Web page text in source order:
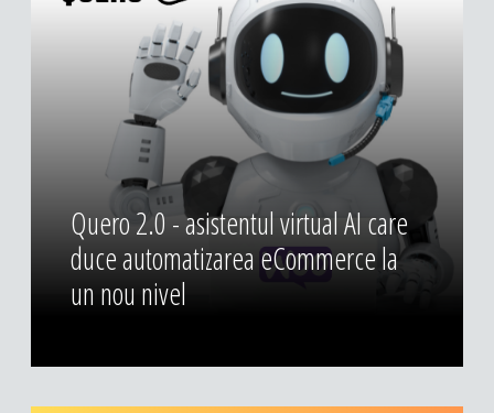
DESIGN & PRINTING
Identitate vizuala, imagine
Grafica publicitara
Grafica pentru print
Fotografie digitala
Quero 2.0 - asistentul virtual AI care
duce automatizarea eCommerce la
un nou nivel